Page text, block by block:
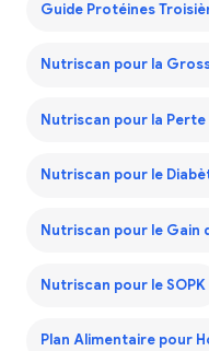
Guide Protéines
Nutriscan pour la
Nutriscan pour la Perte
Nutriscan pour le
Nutriscan pour le Gain
Nutriscan pour le SOPK
Plan Alimentaire pour